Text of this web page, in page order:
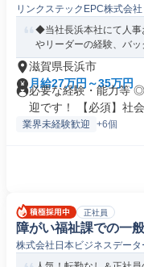
リンクステックEPC株式会社
◆当社長浜本社にて人事
やリーダーの経験、バッ
滋賀県長浜市
月給27万円～35万円
必要な経験・能力等
迎です！ 【必須】社会
業界未経験歓迎 +6個
正社員
障がい福祉課での一
株式会社日本ビジネスデー